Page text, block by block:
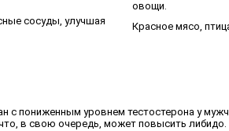
овощи.
сосуды, улучшая
Красное мясо,
с пониженным уровнем тестостерона у
в свою очередь, может повысить либидо.